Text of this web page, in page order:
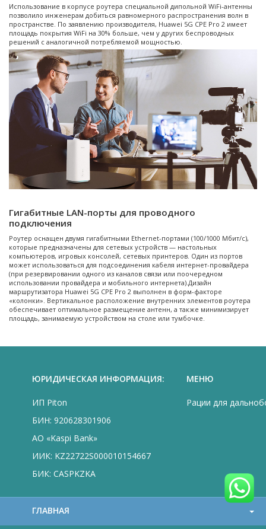
Использование в корпусе роутера специальной дипольной WiFi-антенны
позволило инженерам добиться равномерного распространения волн в
пространстве. По заявлению производителя, Huawei 5G CPE Pro 2 имеет
площадь покрытия WiFi на 30% больше, чем у других беспроводных
решений с аналогичной потребляемой мощностью.
Гигабитные LAN-порты для проводного
подключения
Роутер оснащен двумя гигабитными Ethernet-портами (100/1000 Мбит/с),
которые предназначены для сетевых устройств — настольных
компьютеров, игровых консолей, сетевых принтеров. Один из портов
может использоваться для подсоединения кабеля интернет-провайдера
(при резервировании одного из каналов связи или поочередном
использовании провайдера и мобильного интернета).Дизайн
маршрутизатора Huawei 5G CPE Pro 2 выполнен в форм-факторе
«колонки». Вертикальное расположение внутренних элементов роутера
обеспечивает оптимальное размещение антенн, а также минимизирует
площадь, занимаемую устройством на столе или тумбочке.
ЮРИДИЧЕСКАЯ ИНФОРМАЦИЯ:
ИП Piton
БИН: 920628301906
АО «Kaspi Bank»
ИИК: KZ22722S000010154667
БИК: CASPKZKA
МЕНЮ
Рации для
ГЛАВНАЯ